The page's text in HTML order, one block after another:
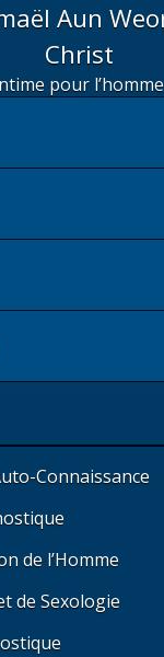
Aun
Christ
pour
Connaissance
de l’Homme
de Sexologie